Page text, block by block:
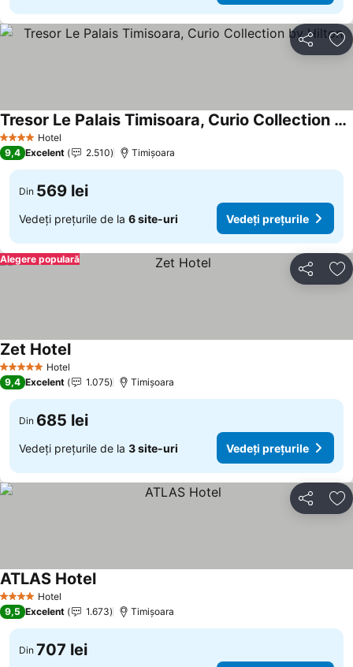
Distribuiți
4 Stele Hotel
Tresor Le Palais Timisoara, Curio Collection by Hilton
9,4 Excelent 2.510 Timișoara
Din 569 lei
Vedeți prețurile de la 6 site-uri Vedeți prețurile
Distribuiți
Alegere populară
5 Stele Hotel
Zet Hotel
9,4 Excelent 1.075 Timișoara
Din 685 lei
Vedeți prețurile de la 3 site-uri Vedeți prețurile
Distribuiți
4 Stele Hotel
ATLAS Hotel
9,5 Excelent 1.673 Timișoara
Din 707 lei